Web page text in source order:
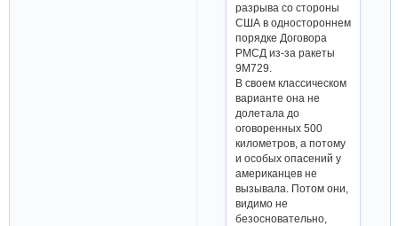
разрыва со стороны
США в одностороннем
порядке Договора
РМСД из-за ракеты
9М729.
В своем классическом
варианте она не
долетала до
оговоренных 500
километров, а потому
и особых опасений у
американцев не
вызывала. Потом они,
видимо не
безосновательно,